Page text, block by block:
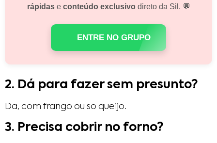
rápidase conteúdo exclusivodireto da Sil. 💬
ENTRE NO GRUPO
2. Dá para fazer sem presunto?
Da, com frango ou so queijo.
3. Precisa cobrir no forno?